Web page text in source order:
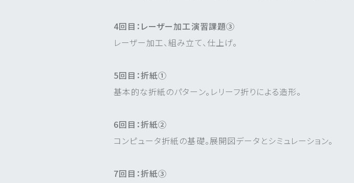
4回目：レーザー加工演習課題③
レーザー加工、組み立て、仕上げ。
5回目：折紙①
基本的な折紙のパターン。レリーフ折りによる造形。
6回目：折紙②
コンピュータ折紙の基礎。展開図データとシミュレーション。
7回目：折紙③